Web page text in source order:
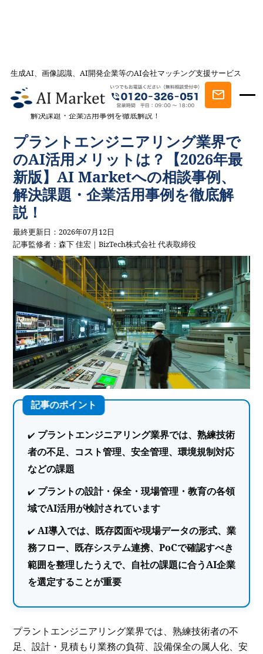
生成AI、画像認識、AI開発企業等のAI会社マッチング支援サービス
AI会社とのマッチングは AI Market
記事一覧
AI事例・AI活用法を探す
プラントエンジニアリング業界での
AI活用メリットは？【2026年最新版】AI Marketへの相談事例、
解決課題・企業活用事例を徹底解説！
プラントエンジニアリング業界で
のAI活用メリットは？【2026年最
新版】AI Marketへの相談事例、
解決課題・企業活用事例を徹底解
説！
最終更新日：2026年07月12日
記事監修者：森下 佳宏｜BizTech株式会社 代表取締役
プラントエンジニアリング業界では、熟練技術
者の不足、コスト管理、安全管理、環境規制対応
などの課題
プラントの設計・保全・現場管理・教育の各領
域でAI活用が検討されています
AI導入では、既存図面や現場データの形式、業
務フロー、既存システム連携、PoCで確認すべき
範囲を整理したうえで、自社の課題に合うAI企業
を選定することが重要
プラントエンジニアリング業界では、熟練技術者の不
足、設計・見積もり業務の負荷、設備保全の属人化、安